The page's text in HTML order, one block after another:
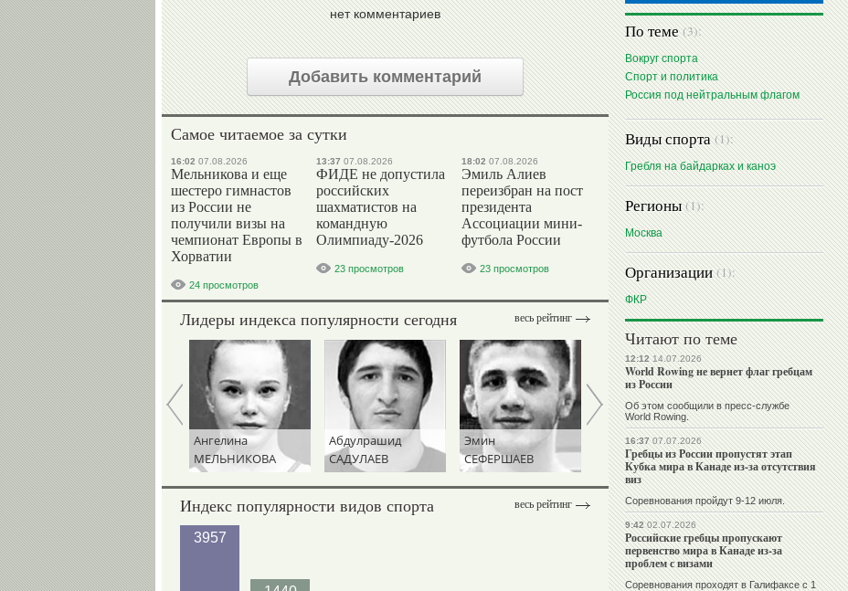
нет комментариев
Добавить комментарий
Самое читаемое за сутки
16:02 07.08.2026
Мельникова и еще
шестеро гимнастов
из России не
получили визы на
чемпионат Европы в
Хорватии
24 просмотров
13:37 07.08.2026
ФИДЕ не допустила
российских
шахматистов на
командную
Олимпиаду-2026
23 просмотров
18:02 07.08.2026
Эмиль Алиев
переизбран на пост
президента
Ассоциации мини-
футбола России
23 просмотров
весь рейтинг
Лидеры индекса популярности сегодня
Абдулрашид
САДУЛАЕВ
Эмин
СЕФЕРШАЕВ
Николай
КУКСЕНКОВ
Михаил
МАМИАШВИЛИ
весь рейтинг
Индекс популярности видов спорта
3957
По теме(3):
Вокруг спорта
Спорт и политика
Россия под нейтральным флагом
Виды спорта(1):
Гребля на байдарках и каноэ
Регионы(1):
Москва
Организации(1):
ФКР
Читают по теме
12:1214.07.2026
World Rowing не вернет флаг гребцам
из России
Об этом сообщили в пресс-службе
World Rowing.
16:3707.07.2026
Гребцы из России пропустят этап
Кубка мира в Канаде из-за отсутствия
виз
Соревнования пройдут 9-12 июля.
9:4202.07.2026
Российские гребцы пропускают
первенство мира в Канаде из-за
проблем с визами
Соревнования проходят в Галифаксе с 1